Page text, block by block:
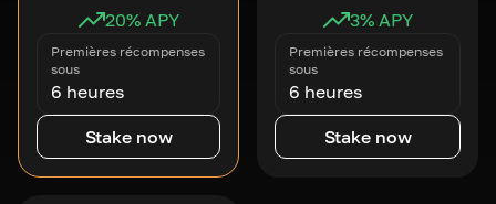
20% APY
Premières récompenses
sous
6 heures
Stake now
3% APY
Premières récompenses
sous
6 heures
Stake now